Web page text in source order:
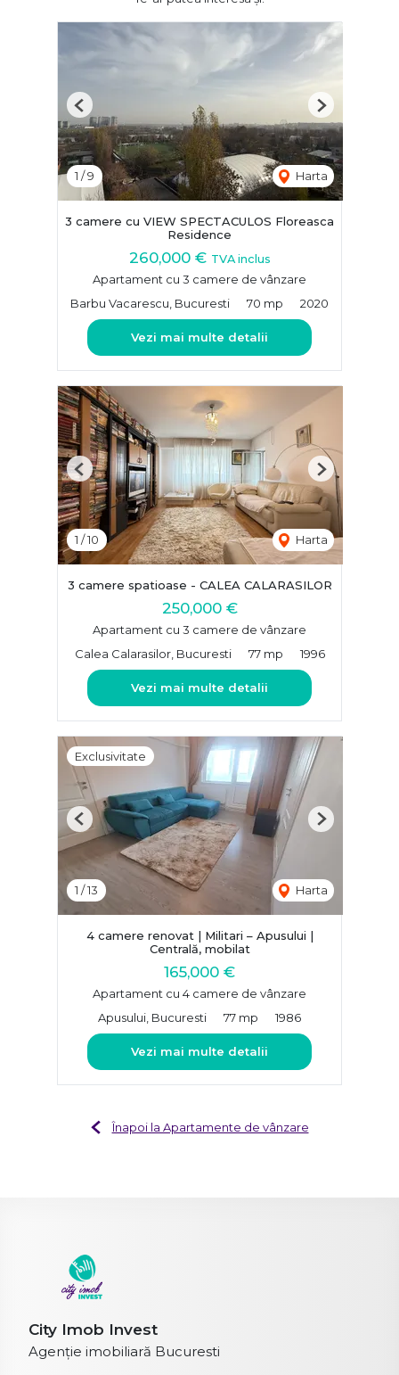
1 /9 Harta
Previous Next
3 camere cu VIEW SPECTACULOS Floreasca
Residence
260,000 € TVA inclus
Apartament cu 3 camere de vânzare
Barbu Vacarescu, Bucuresti
70 mp 2020
Vezi mai multe detalii
1 /10 Harta
Previous Next
3 camere spatioase - CALEA CALARASILOR
250,000 €
Apartament cu 3 camere de vânzare
Calea Calarasilor, Bucuresti
77 mp 1996
Vezi mai multe detalii
Exclusivitate
1 /13 Harta
Previous Next
4 camere renovat | Militari – Apusului |
Centrală, mobilat
165,000 €
Apartament cu 4 camere de vânzare
Apusului, Bucuresti
77 mp 1986
Vezi mai multe detalii
Înapoi la Apartamente de vânzare
City Imob Invest
Agenție imobiliară Bucuresti